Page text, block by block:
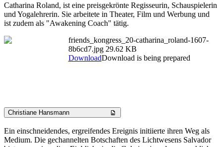
Catharina Roland, ist eine preisgekrönte Regisseurin, Schauspielerin
und Yogalehrerin. Sie arbeitete in Theater, Film und Werbung und
ist zudem als "Awakening Coach" tätig.
friends_kongress_20-catharina_roland-1607-
8b6cd7.jpg 29.62 KB
DownloadDownload is being prepared
Christiane Hansmann
Ein einschneidendes, ergreifendes Ereignis initiierte ihren Weg als
Medium. Die gechannelten Botschaften des Lichtwesens Salvador